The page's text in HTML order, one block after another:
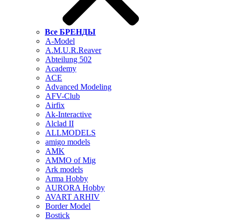
Все БРЕНДЫ
A-Model
A.M.U.R.Reaver
Abteilung 502
Academy
ACE
Advanced Modeling
AFV-Club
Airfix
Ak-Interactive
Alclad II
ALLMODELS
amigo models
AMK
AMMO of Mig
Ark models
Arma Hobby
AURORA Hobby
AVART ARHIV
Border Model
Bostick